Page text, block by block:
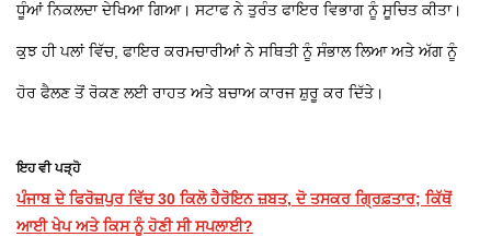
ਧੂੰਆਂ ਨਿਕਲਦਾ ਦੇਖਿਆ ਗਿਆ। ਸਟਾਫ ਨੇ ਤੁਰੰਤ ਫਾਇਰ ਵਿਭਾਗ ਨੂੰ ਸੂਚਿਤ ਕੀਤਾ।
ਕੁਝ ਹੀ ਪਲਾਂ ਵਿੱਚ, ਫਾਇਰ ਕਰਮਚਾਰੀਆਂ ਨੇ ਸਥਿਤੀ ਨੂੰ ਸੰਭਾਲ ਲਿਆ ਅਤੇ ਅੱਗ ਨੂੰ
ਹੋਰ ਫੈਲਣ ਤੋਂ ਰੋਕਣ ਲਈ ਰਾਹਤ ਅਤੇ ਬਚਾਅ ਕਾਰਜ ਸ਼ੁਰੂ ਕਰ ਦਿੱਤੇ।
ਇਹ ਵੀ ਪੜ੍ਹੋ
ਪੰਜਾਬ ਦੇ ਫਿਰੋਜ਼ਪੁਰ ਵਿੱਚ 30 ਕਿਲੋ ਹੈਰੋਇਨ ਜ਼ਬਤ, ਦੋ ਤਸਕਰ ਗ੍ਰਿਫ਼ਤਾਰ; ਕਿੱਥੋਂ
ਆਈ ਖੇਪ ਅਤੇ ਕਿਸ ਨੂੰ ਹੋਣੀ ਸੀ ਸਪਲਾਈ?